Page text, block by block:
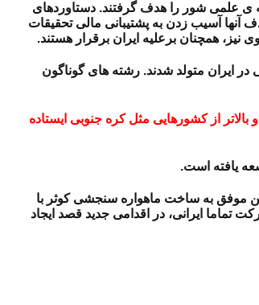
ی علمی شور را هدف گرفتند. دستاوردهای
آنها آسیب زدن به پشتیبانی مالی تحقیقات
همچنان برعلیه ایران برقرار هستند.
ایران متولد شدند. رشته های گوناگون
از کشورهایی مثل کره جنوبی ایستاده
یافته است.
موفق به ساخت ماهواره سنجشی کوثر با
تماما ایرانی، در اقدامی جدید قصد ایجاد